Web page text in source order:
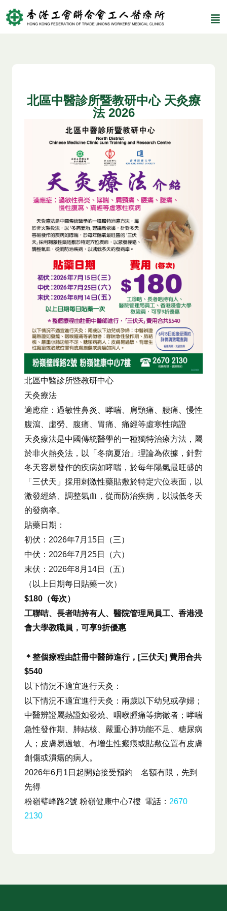
北區中醫診所暨教研中心天灸療
法 2026
北區中醫診所暨教研中心
天灸療法
適應症：過敏性鼻炎、哮喘、肩頸痛、腰痛、慢性
腹瀉、虛勞、腹痛、胃痛、痛經等虛寒性病證
天灸療法是中國傳統醫學的一種獨特治療方法，屬
於非火熱灸法，以「冬病夏治」理論為依據，針對
冬天容易發作的疾病如哮喘，於每年陽氣最旺盛的
「三伏天」採用刺激性藥貼敷於特定穴位表面，以
激發經絡、調整氣血，從而防治疾病，以減低冬天
的發病率。
貼藥日期：
初伏：2026年7月15日（三）
中伏：2026年7月25日（六）
末伏：2026年8月14日（五）
（以上日期每日貼藥一次）
$180 （每次）
工聯咭、長者咭持有人、醫院管理局員工、香港浸
會大學教職員，可享9折優惠
＊整個療程由註冊中醫師進行，[三伏天] 費用合共
$540
以下情況不適宜進行天灸：
以下情況不適宜進行天灸：兩歲以下幼兒或孕婦；
中醫辨證屬熱證如發燒、咽喉腫痛等病徵者；哮喘
急性發作期、肺結核、嚴重心肺功能不足、糖尿病
人；皮膚易過敏、有增生性瘢痕或貼敷位置有皮膚
創傷或潰瘍的病人。
2026年6月1日起開始接受預約 名額有限，先到
先得
粉嶺璧峰路2號 粉嶺健康中心7樓 電話： 2670
2130